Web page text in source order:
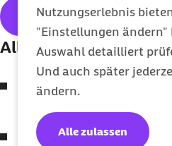
Nutzungserlebnis
"Einstellungen ändern"
Auswahl detailliert
Und auch später
ändern.
Alle zulassen
Hier geht's zum kostenlosen
Alle Themen der
Sommerliche Unfälle:
Sport bei Hitze: So